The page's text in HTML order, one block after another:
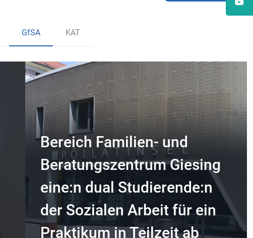
GfSA KAT
Bereich Familien- und
Beratungszentrum Giesing
eine:n dual Studierende:n
der Sozialen Arbeit für ein
Praktikum in Teilzeit ab